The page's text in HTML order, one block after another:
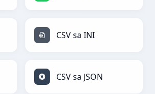
CSV sa INI
CSV sa JSON